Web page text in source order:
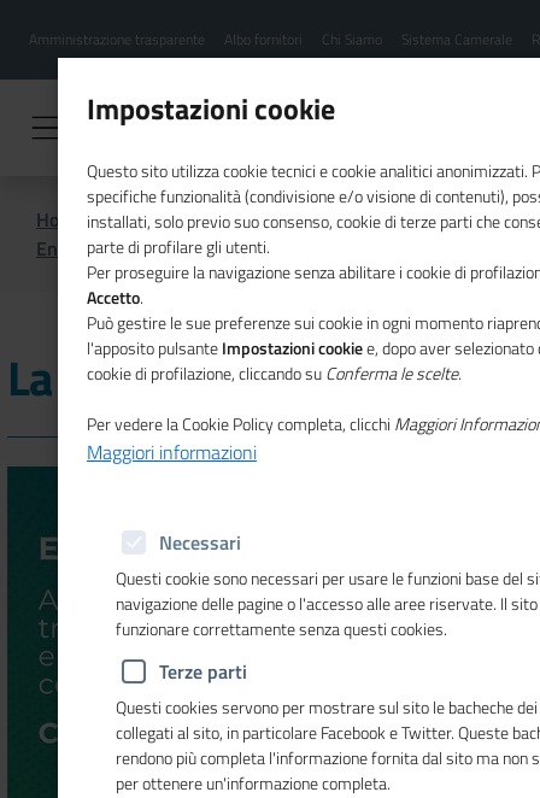
contenuto
Menu
hamburgher
Amministrazione trasparente Albo fornitori Chi Siamo Sistema Camerale
Home
Lavoro e formazione
Entrecomp4Transition
La Conferenza finale EC4T
La Conferenza finale EC4T
Impostazioni cookie
Questo sito utilizza cookie tecnici e cookie analitici anonimizzati.
specifiche funzionalità (condivisione e/o visione di contenuti),
installati, solo previo suo consenso, cookie di terze parti che
parte di profilare gli utenti.
Per proseguire la navigazione senza abilitare i cookie di
Accetto.
Può gestire le sue preferenze sui cookie in ogni momento
l'apposito pulsanteImpostazioni cookiee, dopo aver
cookie di profilazione, cliccando suConferma le scelte.
Per vedere la Cookie Policy completa, clicchi Maggiori
Maggiori informazioni
Necessari
Questi cookie sono necessari per usare le funzioni base del
navigazione delle pagine o l'accesso alle aree riservate. Il
funzionare correttamente senza questi cookies.
Terze parti
Questi cookies servono per mostrare sul sito le bacheche
collegati al sito, in particolare Facebook e Twitter. Queste
rendono più completa l'informazione fornita dal sito ma non
per ottenere un'informazione completa.